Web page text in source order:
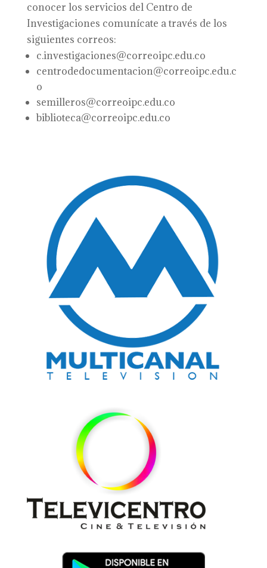
conocer los servicios del Centro de
Investigaciones comunícate a través de los
siguientes correos:
c.investigaciones@correoipc.edu.co
centrodedocumentacion@correoipc.edu.c
o
semilleros@correoipc.edu.co
biblioteca@correoipc.edu.co